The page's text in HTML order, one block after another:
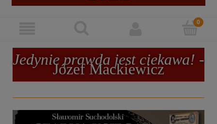
Jedynie prawda jest ciekawa! -
Józef Mackiewicz